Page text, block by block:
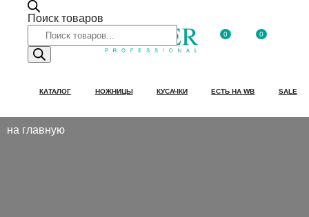
Поиск товаров
0 0
КАТАЛОГ НОЖНИЦЫ КУСАЧКИ ЕСТЬ НА WB SALE
на главную